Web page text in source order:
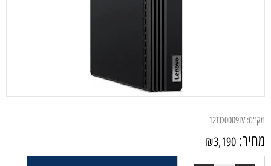
מק"ט: 12TD0009IV
מחיר: ₪3,190